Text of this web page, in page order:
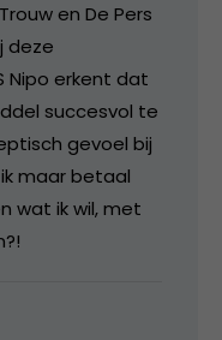
en De Pers
deze
Nipo erkent dat
succesvol te
gevoel bij
maar betaal
wat ik wil, met